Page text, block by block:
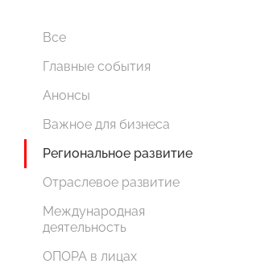
Все
Главные события
Анонсы
Важное для бизнеса
Региональное развитие
Отраслевое развитие
Международная
деятельность
ОПОРА в лицах